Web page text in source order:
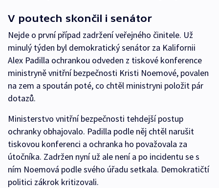
V poutech skončil i senátor
Nejde o první případ zadržení veřejného činitele. Už
minulý týden byl demokratický senátor za Kalifornii
Alex Padilla ochrankou odveden z tiskové konference
ministryně vnitřní bezpečnosti Kristi Noemové, povalen
na zem a spoután poté, co chtěl ministryni položit pár
dotazů.
Ministerstvo vnitřní bezpečnosti tehdejší postup
ochranky obhajovalo. Padilla podle něj chtěl narušit
tiskovou konferenci a ochranka ho považovala za
útočníka. Zadržen nyní už ale není a po incidentu se s
ním Noemová podle svého úřadu setkala. Demokratičtí
politici zákrok kritizovali.